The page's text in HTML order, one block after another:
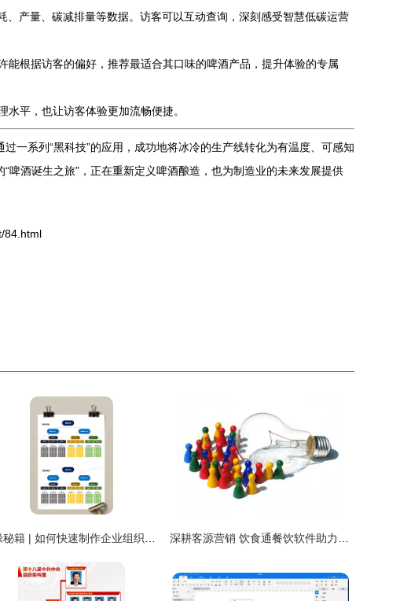
产量、碳减排量等数据。访客可以互动查询，深刻感受智慧低碳运营
根据访客的偏好，推荐最适合其口味的啤酒产品，提升体验的专属
平，也让访客体验更加流畅便捷。
一系列“黑科技”的应用，成功地将冰冷的生产线转化为有温度、可感知
酒诞生之旅”，正在重新定义啤酒酿造，也为制造业的未来发展提供
84.html